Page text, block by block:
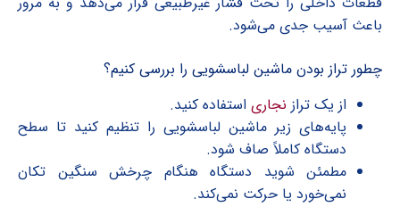
باعث آسیب جدی می‌شود.
چطور تراز بودن ماشین لباسشویی را بررسی کنیم؟
از یک تراز نجاری استفاده کنید.
پایه‌های زیر ماشین لباسشویی را تنظیم کنید تا سطح
دستگاه کاملاً صاف شود.
مطمئن شوید دستگاه هنگام چرخش سنگین تکان
نمی‌خورد یا حرکت نمی‌کند.